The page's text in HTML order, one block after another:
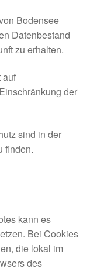
Bodensee
Datenbestand
zu erhalten.
auf
der
sind in der
finden.
kann es
Bei Cookies
die lokal im
des